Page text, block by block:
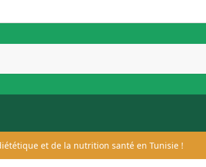
et de la nutrition santé en Tunisie !